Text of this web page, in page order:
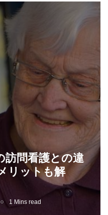
訪問看護との違
リットも解
1 Mins read